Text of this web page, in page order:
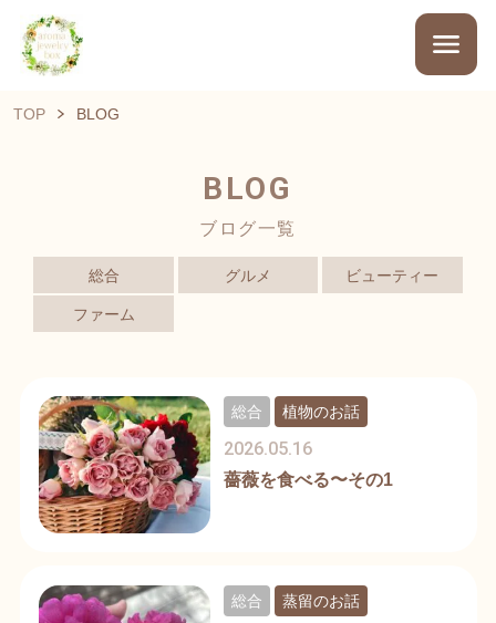
TOP BLOG
BLOG
ブログ一覧
総合 グルメ ビューティー
ファーム
薔薇を食べる〜その1
2026.05.16
総合 植物のお話
総合 蒸留のお話